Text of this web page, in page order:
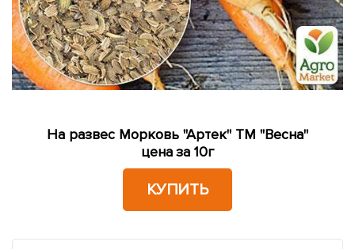
На развес Морковь "Артек" ТМ "Весна"
цена за 10г
КУПИТЬ